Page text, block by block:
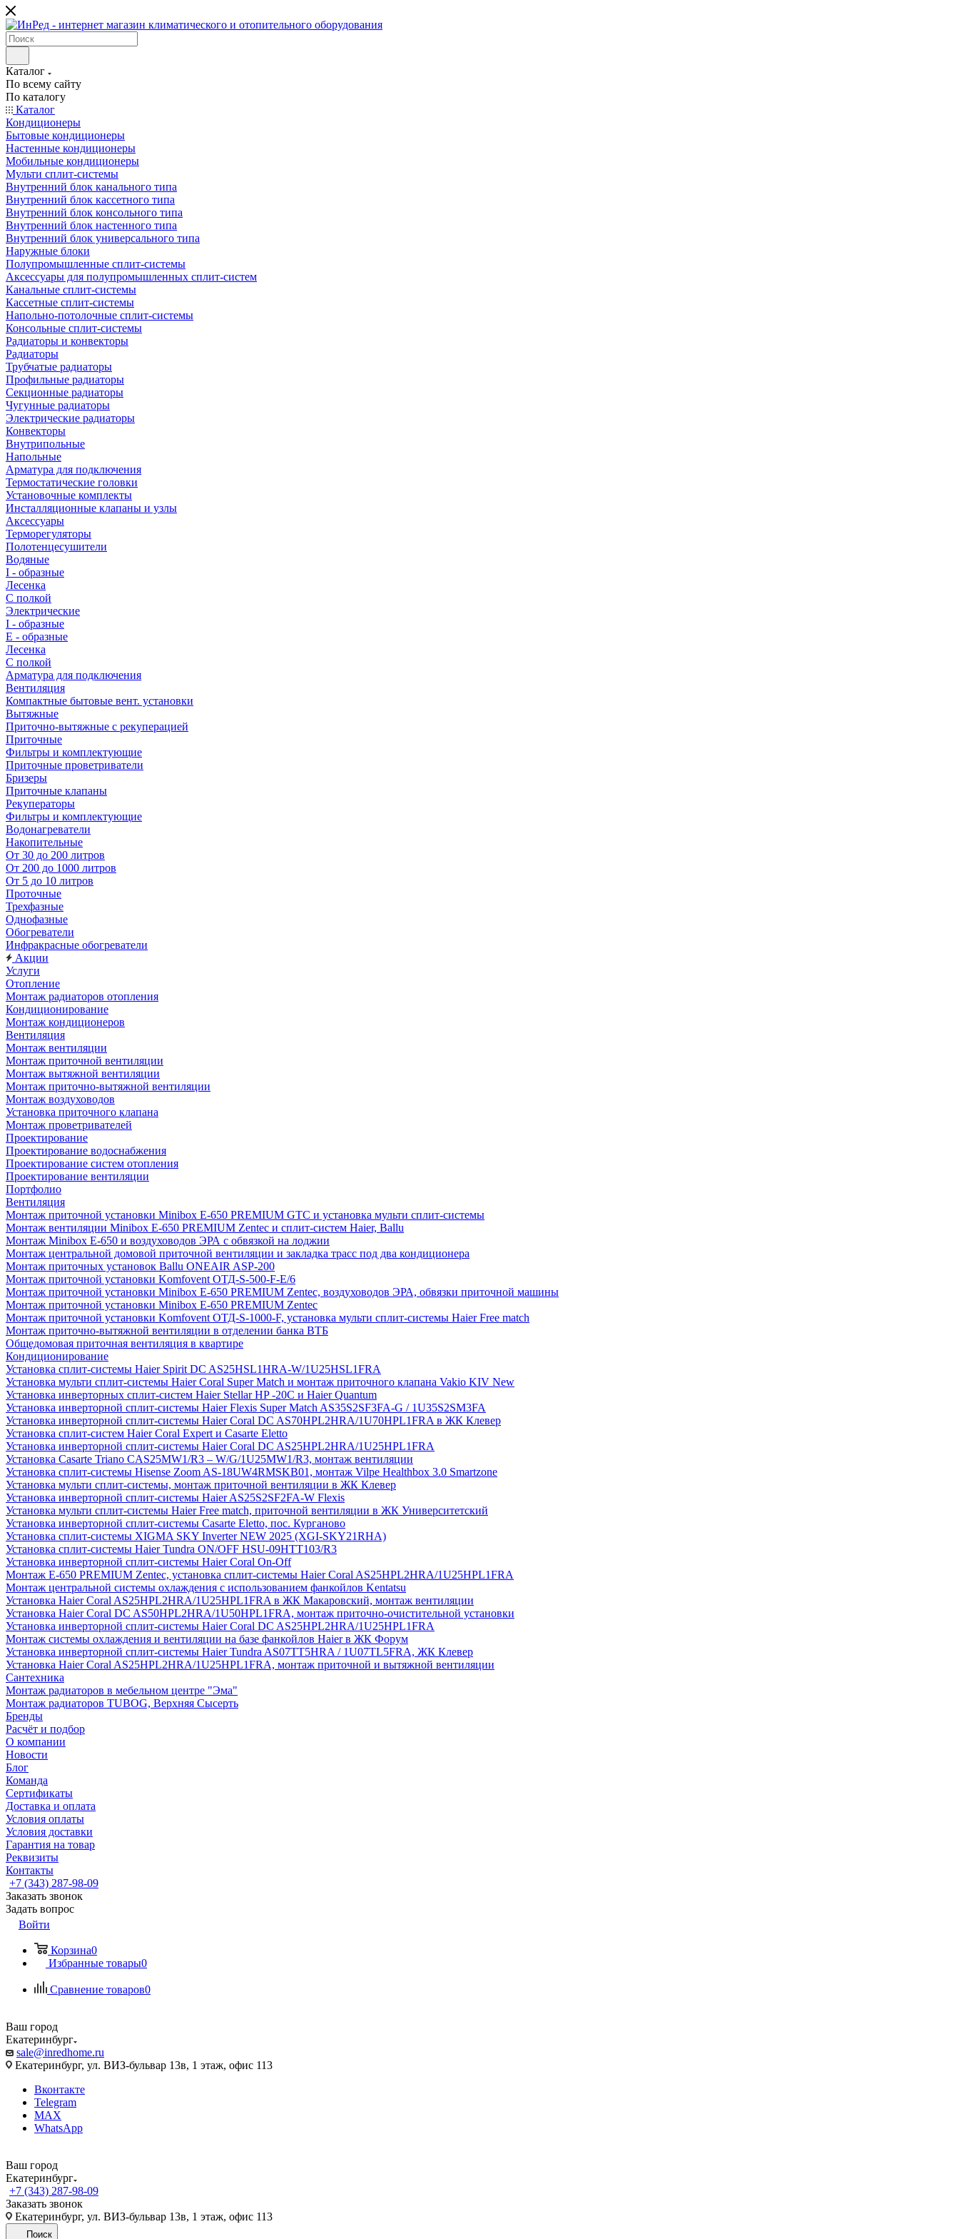
Каталог
По всему сайту
По каталогу
Каталог
Кондиционеры
Бытовые кондиционеры
Настенные кондиционеры
Мобильные кондиционеры
Мульти сплит-системы
Внутренний блок канального типа
Внутренний блок кассетного типа
Внутренний блок консольного типа
Внутренний блок настенного типа
Внутренний блок универсального типа
Наружные блоки
Полупромышленные сплит-системы
Аксессуары для полупромышленных сплит-систем
Канальные сплит-системы
Кассетные сплит-системы
Напольно-потолочные сплит-системы
Консольные сплит-системы
Радиаторы и конвекторы
Радиаторы
Трубчатые радиаторы
Профильные радиаторы
Секционные радиаторы
Чугунные радиаторы
Электрические радиаторы
Конвекторы
Внутрипольные
Напольные
Арматура для подключения
Термостатические головки
Установочные комплекты
Инсталляционные клапаны и узлы
Аксессуары
Терморегуляторы
Полотенцесушители
Водяные
I - образные
Лесенка
С полкой
Электрические
I - образные
E - образные
Лесенка
С полкой
Арматура для подключения
Вентиляция
Компактные бытовые вент. установки
Вытяжные
Приточно-вытяжные с рекуперацией
Приточные
Фильтры и комплектующие
Приточные проветриватели
Бризеры
Приточные клапаны
Рекуператоры
Фильтры и комплектующие
Водонагреватели
Накопительные
От 30 до 200 литров
От 200 до 1000 литров
От 5 до 10 литров
Проточные
Трехфазные
Однофазные
Обогреватели
Инфракрасные обогреватели
Акции
Услуги
Отопление
Монтаж радиаторов отопления
Кондиционирование
Монтаж кондиционеров
Вентиляция
Монтаж вентиляции
Монтаж приточной вентиляции
Монтаж вытяжной вентиляции
Монтаж приточно-вытяжной вентиляции
Монтаж воздуховодов
Установка приточного клапана
Монтаж проветривателей
Проектирование
Проектирование водоснабжения
Проектирование систем отопления
Проектирование вентиляции
Портфолио
Вентиляция
Монтаж приточной установки Minibox E-650 PREMIUM GTC и установка мульти сплит-системы
Монтаж вентиляции Minibox E-650 PREMIUM Zentec и сплит-систем Haier, Ballu
Монтаж Minibox E-650 и воздуховодов ЭРА с обвязкой на лоджии
Монтаж центральной домовой приточной вентиляции и закладка трасс под два кондиционера
Монтаж приточных установок Ballu ONEAIR ASP-200
Монтаж приточной установки Komfovent ОТД-S-500-F-E/6
Монтаж приточной установки Minibox E-650 PREMIUM Zentec, воздуховодов ЭРА, обвязки приточной машины
Монтаж приточной установки Minibox E-650 PREMIUM Zentec
Монтаж приточной установки Komfovent ОТД-S-1000-F, установка мульти сплит-системы Haier Free match
Монтаж приточно-вытяжной вентиляции в отделении банка ВТБ
Общедомовая приточная вентиляция в квартире
Кондиционирование
Установка сплит-системы Haier Spirit DC AS25HSL1HRA-W/1U25HSL1FRA
Установка мульти сплит-системы Haier Coral Super Match и монтаж приточного клапана Vakio KIV New
Установка инверторных сплит-систем Haier Stellar HP -20С и Haier Quantum
Установка инверторной сплит-системы Haier Flexis Super Match AS35S2SF3FA-G / 1U35S2SM3FA
Установка инверторной сплит-системы Haier Coral DC AS70HPL2HRA/1U70HPL1FRA в ЖК Клевер
Установка сплит-систем Haier Coral Expert и Casarte Eletto
Установка инверторной сплит-системы Haier Coral DC AS25HPL2HRA/1U25HPL1FRA
Установка Casarte Triano CAS25MW1/R3 – W/G/1U25MW1/R3, монтаж вентиляции
Установка сплит-системы Hisense Zoom AS-18UW4RMSKB01, монтаж Vilpe Healthbox 3.0 Smartzone
Установка мульти сплит-системы, монтаж приточной вентиляции в ЖК Клевер
Установка инверторной сплит-системы Haier AS25S2SF2FA-W Flexis
Установка мульти сплит-системы Haier Free match, приточной вентиляции в ЖК Университетский
Установка инверторной сплит-системы Casarte Eletto, пос. Курганово
Установка сплит-системы XIGMA SKY Inverter NEW 2025 (XGI-SKY21RHA)
Установка сплит-системы Haier Tundra ON/OFF HSU-09HTT103/R3
Установка инверторной сплит-системы Haier Coral On-Off
Монтаж E-650 PREMIUM Zentec, установка сплит-системы Haier Coral AS25HPL2HRA/1U25HPL1FRA
Монтаж центральной системы охлаждения с использованием фанкойлов Kentatsu
Установка Haier Coral AS25HPL2HRA/1U25HPL1FRA в ЖК Макаровский, монтаж вентиляции
Установка Haier Coral DC AS50HPL2HRA/1U50HPL1FRA, монтаж приточно-очистительной установки
Установка инверторной сплит-системы Haier Coral DC AS25HPL2HRA/1U25HPL1FRA
Монтаж системы охлаждения и вентиляции на базе фанкойлов Haier в ЖК Форум
Установка инверторной сплит-системы Haier Tundra AS07TT5HRA / 1U07TL5FRA, ЖК Клевер
Установка Haier Coral AS25HPL2HRA/1U25HPL1FRA, монтаж приточной и вытяжной вентиляции
Сантехника
Монтаж радиаторов в мебельном центре "Эма"
Монтаж радиаторов TUBOG, Верхняя Сысерть
Бренды
Расчёт и подбор
О компании
Новости
Блог
Команда
Сертификаты
Доставка и оплата
Условия оплаты
Условия доставки
Гарантия на товар
Реквизиты
Контакты
+7 (343) 287-98-09
Заказать звонок
Задать вопрос
Войти
Корзина0
Избранные товары0
Сравнение товаров0
Ваш город
Екатеринбург
sale@inredhome.ru
Екатеринбург, ул. ВИЗ-бульвар 13в, 1 этаж, офис 113
Вконтакте
Telegram
MAX
WhatsApp
Ваш город
Екатеринбург
+7 (343) 287-98-09
Заказать звонок
Екатеринбург, ул. ВИЗ-бульвар 13в, 1 этаж, офис 113
Поиск